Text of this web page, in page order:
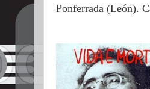
Ponferrada (León).